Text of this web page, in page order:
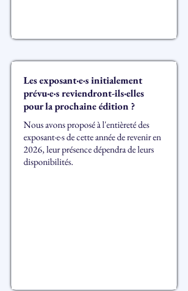
Les exposant·e·s initialement
prévu·e·s reviendront-ils·elles
pour la prochaine édition ?
Nous avons proposé à l'entièreté des
exposant·e·s de cette année de revenir en
2026, leur présence dépendra de leurs
disponibilités.